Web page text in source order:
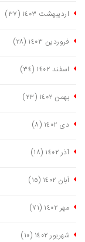
اردیبهشت ١٤٠٣ (٣٧)
فروردین ١٤٠٣ (٢٨)
اسفند ١٤٠٢ (٣٤)
بهمن ١٤٠٢ (٢٣)
دی ١٤٠٢ (٨)
آذر ١٤٠٢ (١٨)
آبان ١٤٠٢ (١٥)
مهر ١٤٠٢ (٧١)
شهریور ١٤٠٢ (١٠)